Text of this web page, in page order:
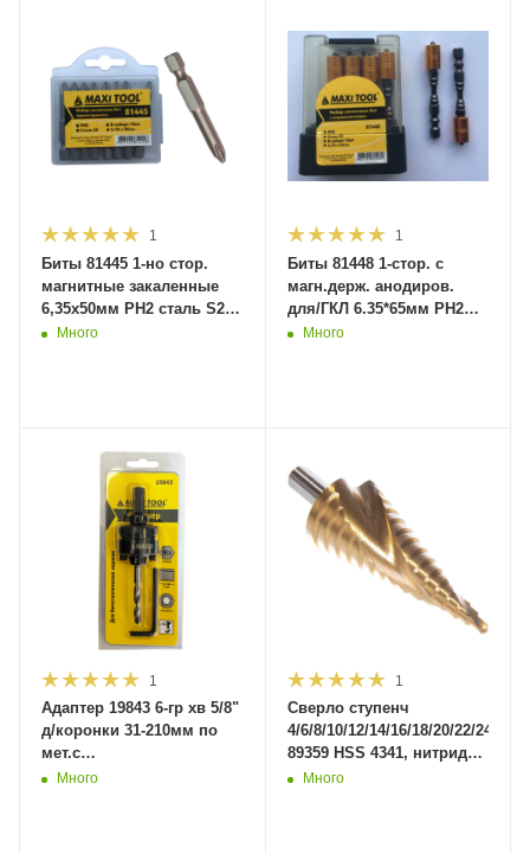
1
Биты 81445 1-но стор.
магнитные закаленные
6,35х50мм PH2 сталь S2
(10) MaxiTool
Много
1
Биты 81448 1-стор. с
магн.держ. анодиров.
для/ГКЛ 6.35*65мм PH2
стальS2(10/120) MaxiTool
Много
1
Адаптер 19843 6-гр хв 5/8"
д/коронки 31-210мм по
мет.с
центр.сверл(d=6.3мм/l=53мм)
Много
1
Сверло ступенч
4/6/8/10/12/14/16/18/20/22/24/26/
89359 HSS 4341, нитрид
титан покрытие (50
Много